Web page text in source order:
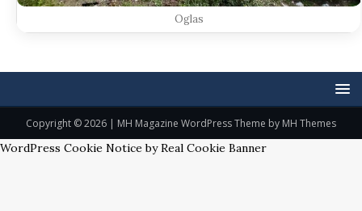
Oglas
Copyright © 2026 | MH Magazine WordPress Theme by MH Themes
WordPress Cookie Notice by Real Cookie Banner